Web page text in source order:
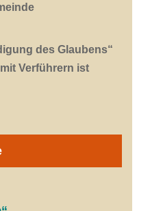
des Glaubens“
Verführern ist